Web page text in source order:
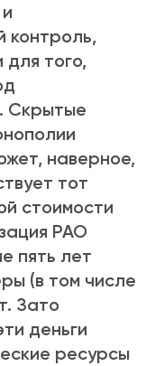
контроль,
для того,
Скрытые
наверное,
тот
стоимости
РАО
пять лет
(в том числе
Зато
деньги
ресурсы